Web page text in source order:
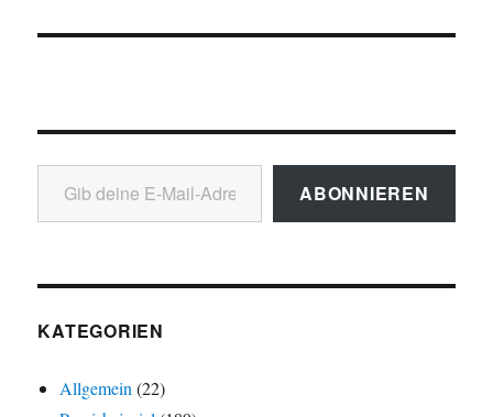
Gib deine E-Mail-Adresse ein ...
ABONNIEREN
KATEGORIEN
Allgemein (22)